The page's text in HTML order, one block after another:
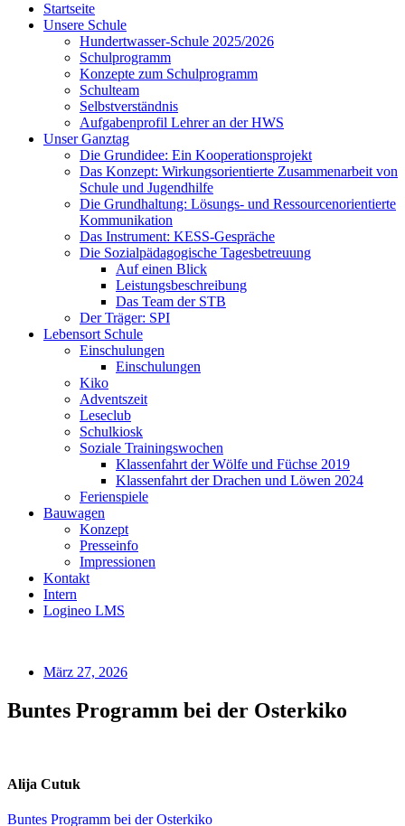
Startseite
Unsere Schule
Hundertwasser-Schule 2025/2026
Schulprogramm
Konzepte zum Schulprogramm
Schulteam
Selbst­ver­ständ­nis
Aufgabenprofil Lehrer an der HWS
Unser Ganztag
Die Grundidee: Ein Kooperationsprojekt
Das Konzept: Wirkungsorientierte Zusammenarbeit von
Schule und Jugendhilfe
Die Grundhaltung: Lösungs- und Ressourcenorientierte
Kommunikation
Das Instrument: KESS-Gespräche
Die Sozialpädagogische Tagesbetreuung
Auf einen Blick
Leistungsbeschreibung
Das Team der STB
Der Träger: SPI
Lebensort Schule
Einschulungen
Einschulungen
Kiko
Adventszeit
Leseclub
Schulkiosk
Soziale Trainingswochen
Klassenfahrt der Wölfe und Füchse 2019
Klassenfahrt der Drachen und Löwen 2024
Ferienspiele
Bauwagen
Konzept
Presseinfo
Impressionen
Kontakt
Intern
Logineo LMS
März 27, 2026
Buntes Programm bei der Osterkiko
Alija Cutuk
Buntes Programm bei der Osterkiko